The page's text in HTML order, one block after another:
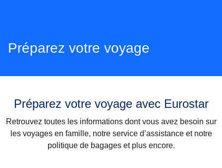
Préparez votre voyage
Préparez votre voyage avec Eurostar
Retrouvez toutes les informations dont vous avez besoin sur
les voyages en famille, notre service d’assistance et notre
politique de bagages et plus encore.